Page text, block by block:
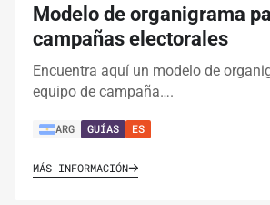
Modelo de organigrama
campañas electorales
Encuentra aquí un modelo de
equipo de campaña….
ARG GUÍAS ES
MÁS INFORMACIÓN